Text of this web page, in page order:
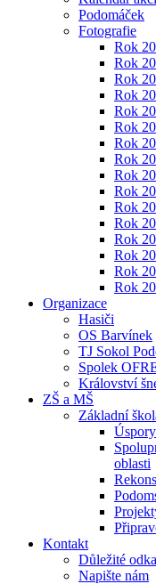
Podomáček
Fotografie
Rok
Rok
Rok
Rok
Rok
Rok
Rok
Rok
Rok
Rok
Rok
Rok
Rok
Rok
Rok
Rok
Organizace
Hasiči
OS Barvínek
TJ Sokol
Spolek
Království
ZŠ a MŠ
Základní
oblasti
Kontakt
Důležité
Napište nám